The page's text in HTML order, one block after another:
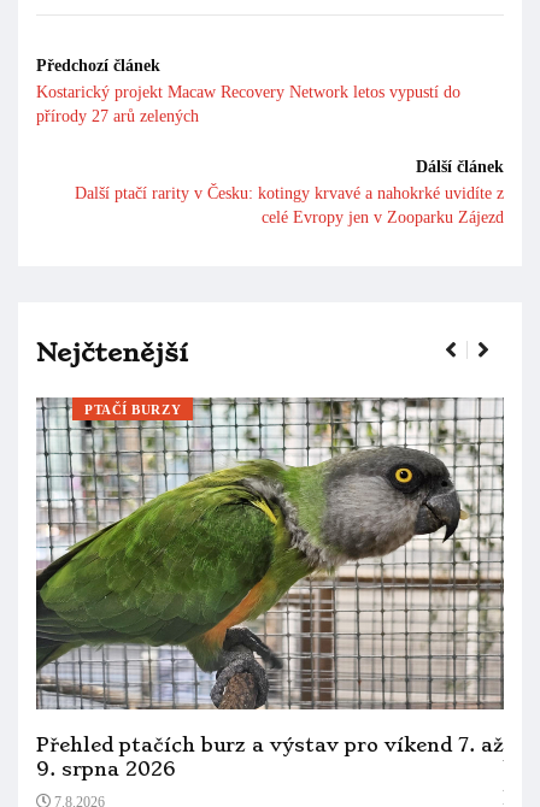
Předchozí článek
Kostarický projekt Macaw Recovery Network letos vypustí do
přírody 27 arů zelených
Dálší článek
Další ptačí rarity v Česku: kotingy krvavé a nahokrké uvidíte z
celé Evropy jen v Zooparku Zájezd
Nejčtenější
PTAČÍ BURZY
Přehled ptačích burz a výstav pro víkend 7. až
9. srpna 2026
7.8.2026